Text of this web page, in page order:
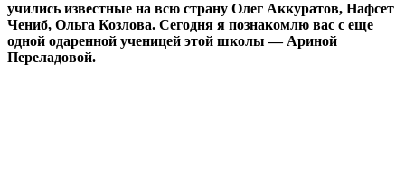
учились известные на всю страну Олег Аккуратов, Нафсет
Чениб, Ольга Козлова. Сегодня я познакомлю вас с еще
одной одаренной ученицей этой школы — Ариной
Переладовой.